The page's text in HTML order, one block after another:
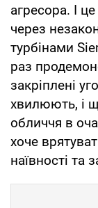
агресора. І
через
турбінами
раз
закріплені
хвилюють, і
обличчя в
хоче
наївності та